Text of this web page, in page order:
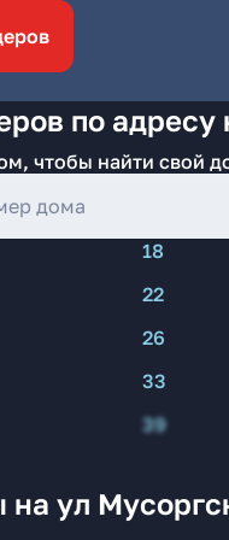
по
чтобы найти свой
18
22
26
33
39
ул